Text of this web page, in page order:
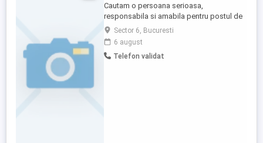
Cautam o persoana serioasa,
responsabila si amabila pentru postul de
vanzatoare intr-un magazin alimentar.
Oferim: Salariu 3.500 lei net luna; Ratie
saptamanala de produse; Comision din
vanzari, in functie de atingerea targetului
Sector 6, Bucuresti
6 august
Telefon validat